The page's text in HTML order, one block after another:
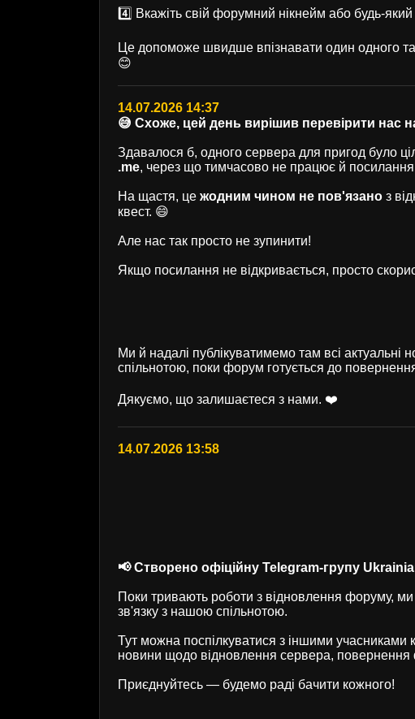
4️⃣ Вкажіть свій форумний нікнейм або будь-
Це допоможе швидше впізнавати один одного
😊
14.07.2026 14:37
😅 Схоже, цей день вирішив перевірити нас
Здавалося б, одного сервера для пригод було
.me, через що тимчасово не працює й
На щастя, це жодним чином не пов'язано з
квест. 😄
Але нас так просто не зупинити!
Якщо посилання не відкривається, просто
Ми й надалі публікуватимемо там всі
спільнотою, поки форум готується до
Дякуємо, що залишаєтеся з нами. ❤️
14.07.2026 13:58
📢 Створено офіційну Telegram-групу
Поки тривають роботи з відновлення форуму,
зв'язку з нашою спільнотою.
Тут можна поспілкуватися з іншими учасниками
новини щодо відновлення сервера,
Приєднуйтесь — будемо раді бачити кожного!